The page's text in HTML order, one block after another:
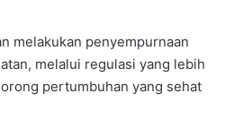
melakukan penyempurnaan
melalui regulasi yang lebih
pertumbuhan yang sehat